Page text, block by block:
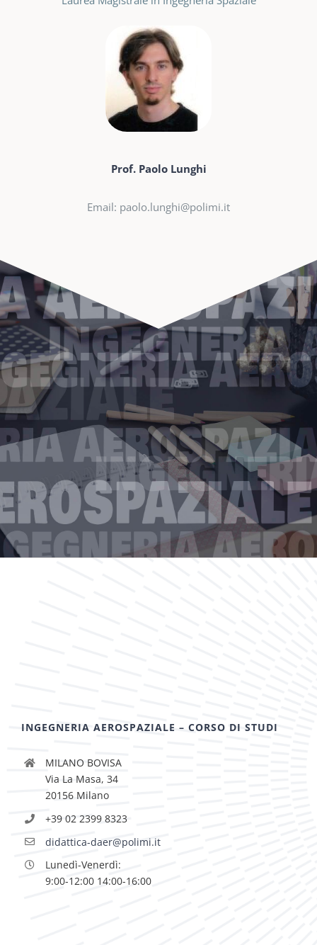
Prof. Paolo Lunghi
Email: paolo.lunghi@polimi.it
INGEGNERIA AEROSPAZIALE – CORSO DI STUDI
MILANO BOVISA
Via La Masa, 34
20156 Milano
+39 02 2399 8323
didattica-daer@polimi.it
Lunedì-Venerdì:
9:00-12:00 14:00-16:00